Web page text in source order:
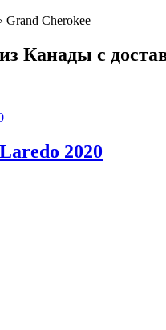
Grand Cherokee
Канады с
2020